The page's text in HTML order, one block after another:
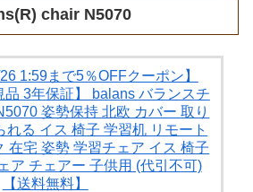
chair N5070
26 1:59まで5％OFFクーポン】
品 3年保証】 balans バランスチ
姿勢保持 北欧 カバー 取り
れる イス 椅子 学習机 リモート
在宅 姿勢 学習チェア イス 椅子
ア チェアー 子供用 (代引不可)
【送料無料】